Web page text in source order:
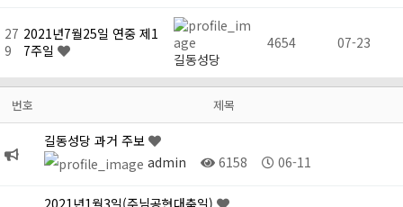
27
9
2021년7월25일 연중 제1
7주일
길동성당
4654 07-23
번호 제목
길동성당 과거 주보
admin
6158 06-11